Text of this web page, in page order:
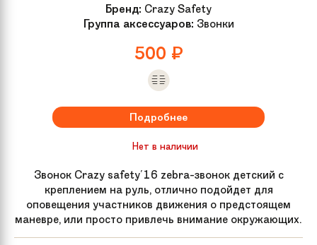
Бренд: Crazy Safety
Группа аксессуаров: Звонки
500 ₽
Подробнее
Нет в наличии
Звонок Crazy safety'16 zebra-звонок детский с
креплением на руль, отлично подойдет для
оповещения участников движения о предстоящем
маневре, или просто привлечь внимание окружающих.